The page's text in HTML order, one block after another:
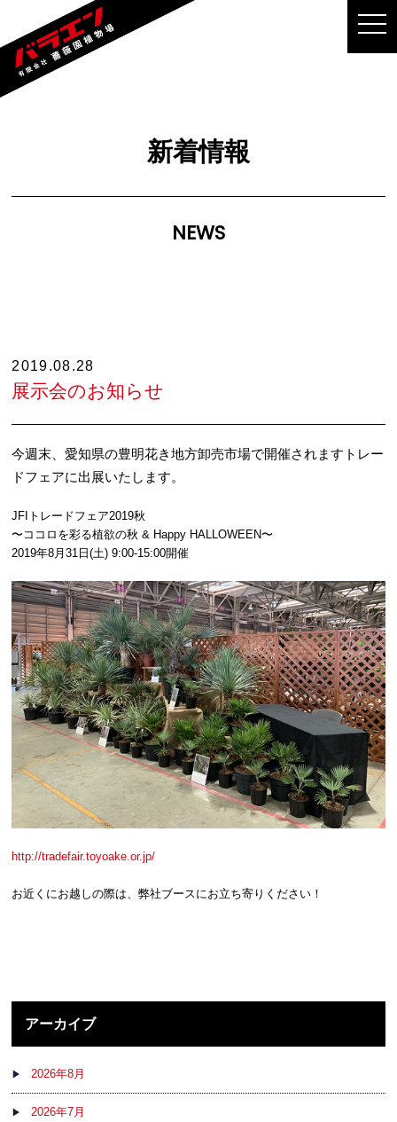
新着情報
NEWS
2019.08.28
展示会のお知らせ
今週末、愛知県の豊明花き地方卸売市場で開催されますトレー
ドフェアに出展いたします。
JFIトレードフェア2019秋
〜ココロを彩る植欲の秋 & Happy HALLOWEEN〜
2019年8月31日(土) 9:00-15:00開催
http://tradefair.toyoake.or.jp/
お近くにお越しの際は、弊社ブースにお立ち寄りください！
アーカイブ
2026年8月
2026年7月